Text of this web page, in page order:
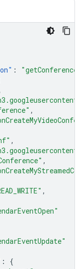
" :
,
,
,
,
:
{